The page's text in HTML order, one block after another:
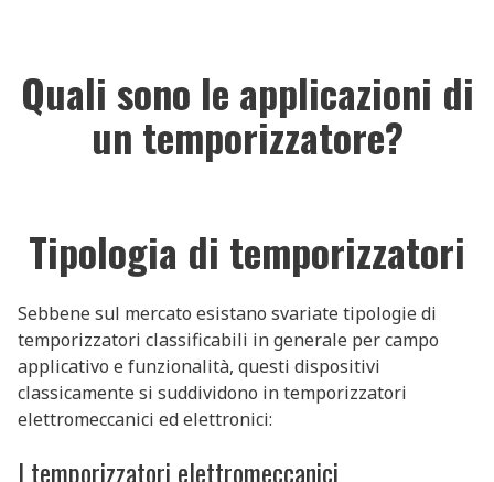
Quali sono le applicazioni di
un temporizzatore?
Tipologia di temporizzatori
Sebbene sul mercato esistano svariate tipologie di
temporizzatori classificabili in generale per campo
applicativo e funzionalità, questi dispositivi
classicamente si suddividono in temporizzatori
elettromeccanici ed elettronici:
I temporizzatori elettromeccanici